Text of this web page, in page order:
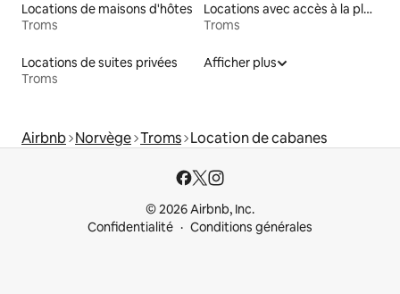
Locations de maisons d'hôtes
Troms
Locations avec accès à la plage
Troms
Locations de suites privées
Troms
Afficher plus
Airbnb Norvège Troms Location de cabanes
© 2026 Airbnb, Inc.
Confidentialité
Conditions générales